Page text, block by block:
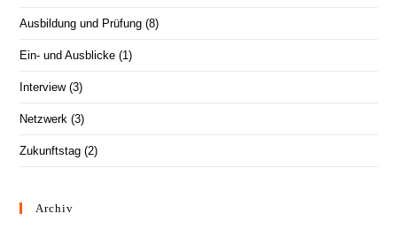
Ausbildung und Prüfung (8)
Ein- und Ausblicke (1)
Interview (3)
Netzwerk (3)
Zukunftstag (2)
Archiv